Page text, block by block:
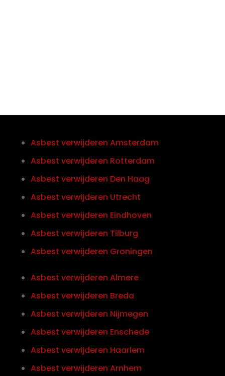
Asbest verwijderen Amsterdam
Asbest verwijderen Rotterdam
Asbest verwijderen Den Haag
Asbest verwijderen Utrecht
Asbest verwijderen Eindhoven
Asbest verwijderen Tilburg
Asbest verwijderen Groningen
Asbest verwijderen Almere
Asbest verwijderen Breda
Asbest verwijderen Nijmegen
Asbest verwijderen Enschede
Asbest verwijderen Haarlem
Asbest verwijderen Arnhem